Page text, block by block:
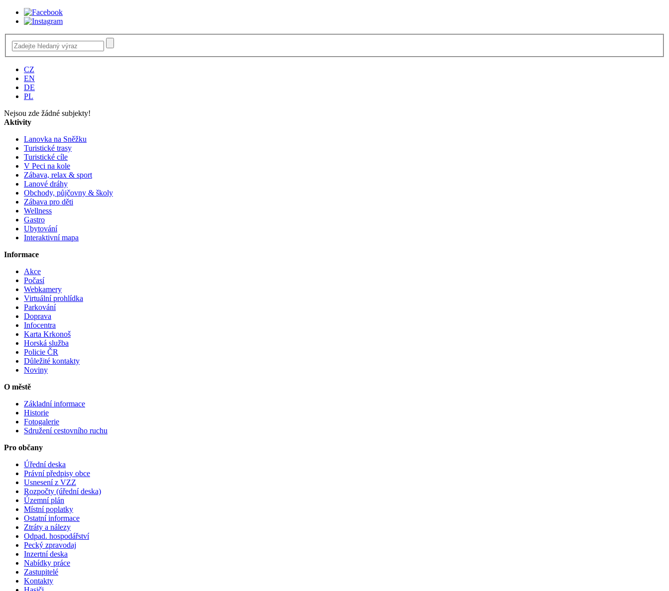
CZ
EN
DE
PL
Nejsou zde žádné subjekty!
Aktivity
Lanovka na Sněžku
Turistické trasy
Turistické cíle
V Peci na kole
Zábava, relax & sport
Lanové dráhy
Obchody, půjčovny & školy
Zábava pro děti
Wellness
Gastro
Ubytování
Interaktivní mapa
Informace
Akce
Počasí
Webkamery
Virtuální prohlídka
Parkování
Doprava
Infocentra
Karta Krkonoš
Horská služba
Policie ČR
Důležité kontakty
Noviny
O městě
Základní informace
Historie
Fotogalerie
Sdružení cestovního ruchu
Pro občany
Úřední deska
Právní předpisy obce
Usnesení z VZZ
Rozpočty (úřední deska)
Územní plán
Místní poplatky
Ostatní informace
Ztráty a nálezy
Odpad. hospodářství
Pecký zpravodaj
Inzertní deska
Nabídky práce
Zastupitelé
Kontakty